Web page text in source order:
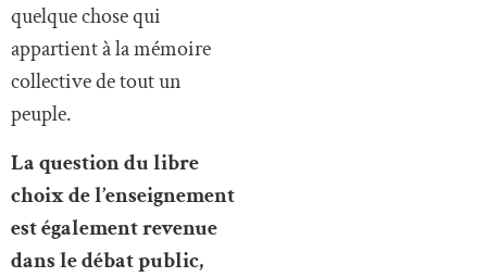
quelque chose qui
appartient à la mémoire
collective de tout un
peuple.
La question du libre
choix de l’enseignement
est également revenue
dans le débat public,